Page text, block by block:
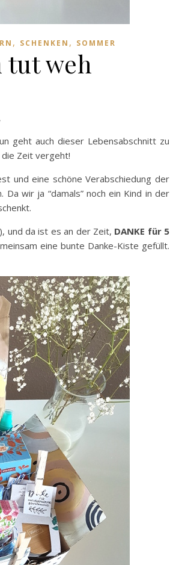
, SCHENKEN , SOMMER
tut weh
geht auch dieser Lebensabschnitt zu
die Zeit vergeht!
und eine schöne Verabschiedung der
wir ja “damals” noch ein Kind in der
und da ist es an der Zeit, DANKE für 5
eine bunte Danke-Kiste gefüllt.